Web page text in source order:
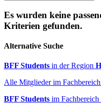
Es wurden keine
Kriterien gefunden.
Alternative Suche
BFF Students in der Region
Alle Mitglieder im Fachbereich
BFF Students im Fachbereich